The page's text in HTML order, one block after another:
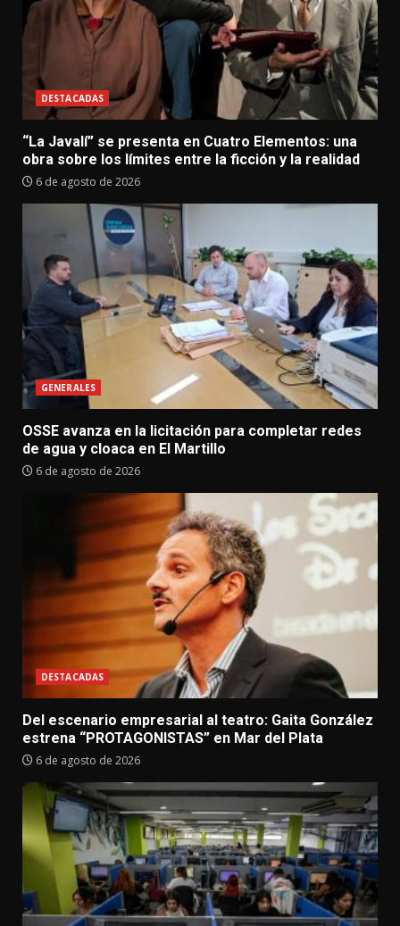
DESTACADAS
“La Javalí” se presenta en Cuatro Elementos: una
obra sobre los límites entre la ficción y la realidad
6 de agosto de 2026
GENERALES
OSSE avanza en la licitación para completar redes
de agua y cloaca en El Martillo
6 de agosto de 2026
DESTACADAS
Del escenario empresarial al teatro: Gaita González
estrena “PROTAGONISTAS” en Mar del Plata
6 de agosto de 2026